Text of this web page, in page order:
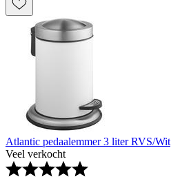
Atlantic pedaalemmer 3 liter RVS/Wit
Veel verkocht